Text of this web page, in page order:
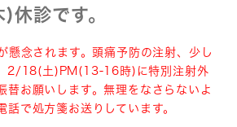
診です。
懸念されます。頭痛予防の注射、少し
2/18(土)PM(13-16時)に特別注射外
替お願いします。無理をなさらないよ
話で処方箋お送りしています。